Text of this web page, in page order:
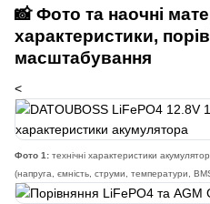
📸 Фото та наочні
характеристики,
масштабування
<
Фото 1: технічні характеристики
(напруга, ємність, струми, температури,